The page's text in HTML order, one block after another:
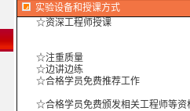
实验设备和授课方式
☆资深工程师授课
☆注重质量
☆边讲边练
☆合格学员免费推荐工作
☆合格学员免费颁发相关工程师等资